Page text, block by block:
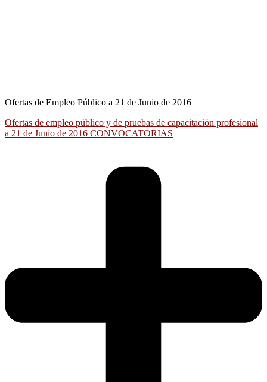
Ofertas de Empleo Público a 21 de Junio de 2016
Ofertas de empleo público y de pruebas de capacitación profesional
a 21 de Junio de 2016 CONVOCATORIAS